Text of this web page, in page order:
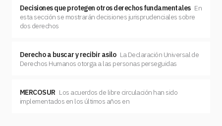
Decisiones que protegen otros derechos fundamentales En
esta sección se mostrarán decisiones jurisprudenciales sobre
dos derechos
Derecho a buscar y recibir asilo La Declaración Universal de
Derechos Humanos otorga a las personas perseguidas
MERCOSUR Los acuerdos de libre circulación han sido
implementados en los últimos años en